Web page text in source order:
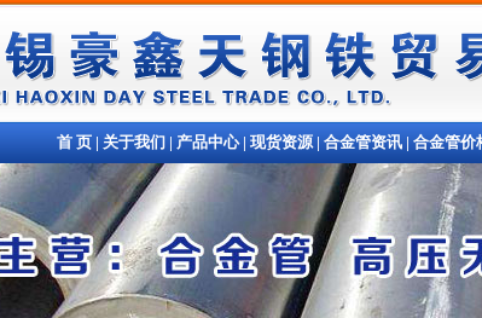
首 页 | 关于我们 | 产品中心| 现货资源| 合金管资讯 | 合金管价